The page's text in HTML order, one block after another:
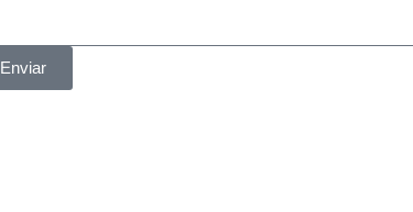
Enviar